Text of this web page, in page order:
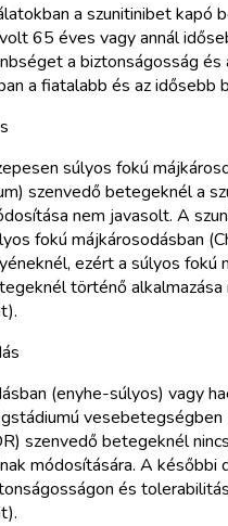
a szunitinibet kapó
65 éves vagy annál
a biztonságosság és
a fiatalabb és az idősebb
súlyos fokú
szenvedő betegeknél a
nem javasolt. A
fokú májkárosodásban
ezért a súlyos fokú
történő alkalmazása
(enyhe-súlyos) vagy
szenvedő betegeknél
módosítására. A későbbi
és